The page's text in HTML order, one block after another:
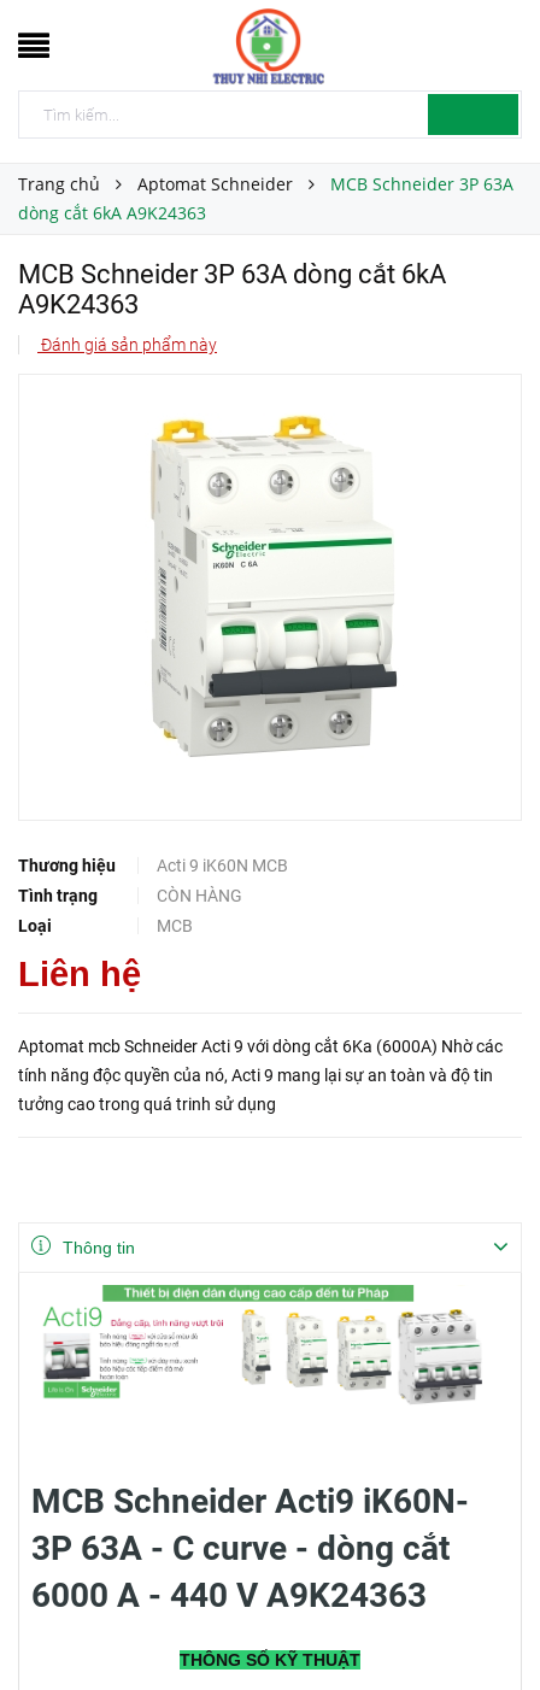
Trang chủ Aptomat Schneider
MCB Schneider 3P 63A
dòng cắt 6kA A9K24363
MCB Schneider 3P 63A dòng cắt 6kA
A9K24363
Đánh giá sản phẩm này
Thương hiệu
Acti 9 iK60N MCB
Tình trạng
CÒN HÀNG
Loại
MCB
Liên hệ
Aptomat mcb Schneider Acti 9 với dòng cắt 6Ka (6000A) Nhờ các
tính năng độc quyền của nó, Acti 9 mang lại sự an toàn và độ tin
tưởng cao trong quá trinh sử dụng
Thông tin
MCB Schneider Acti9 iK60N-
3P 63A - C curve - dòng cắt
6000 A - 440 V A9K24363
THÔNG SỐ KỸ THUẬT